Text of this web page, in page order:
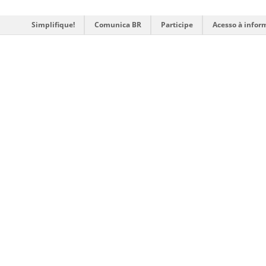
Simplifique! Comunica BR Participe Acesso à